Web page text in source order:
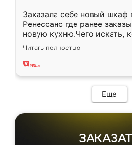
Заказала себе новый шкаф
Ренессанс где ранее
новую кухню.Чего искать,
вполне довольна. Служит
два года, нареканий нет.
Читать полностью
Еще